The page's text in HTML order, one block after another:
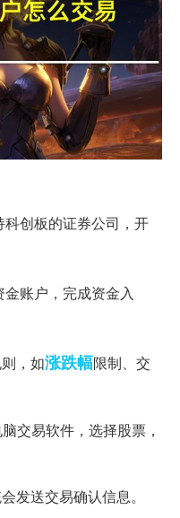
科创板的证券公司，开
账户，完成资金入
，如涨跌幅限制、交
交易软件，选择股票，
发送交易确认信息。